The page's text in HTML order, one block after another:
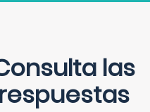
las
respuestas